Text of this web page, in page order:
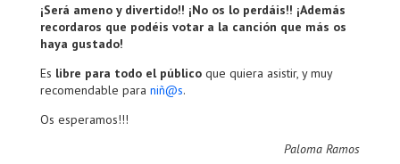
¡Será ameno y divertido!! ¡No os lo perdáis!! ¡Además
recordaros que podéis votar a la canción que más os
haya gustado!
Es libre para todo el públicoque quiera asistir, y muy
recomendable para niñ@s.
Os esperamos!!!
Paloma Ramos